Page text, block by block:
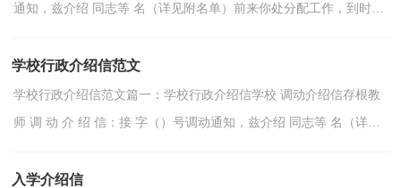
通知，兹介绍 同志等 名（详见附名单）前来你处分配工作，到时请
学校行政介绍信范文
学校行政介绍信范文篇一：学校行政介绍信学校 调动介绍信存根教
师 调 动 介 绍 信：接 字（）号调动通知，兹介绍 同志等 名（详见
入学介绍信